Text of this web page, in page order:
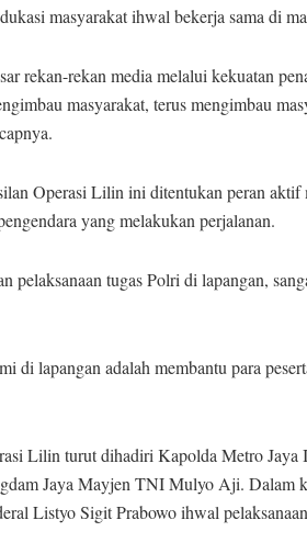
masyarakat ihwal bekerja sama di
rekan-rekan media melalui kekuatan
masyarakat, terus mengimbau
Operasi Lilin ini ditentukan peran aktif
yang melakukan perjalanan.
pelaksanaan tugas Polri di lapangan,
di lapangan adalah membantu para
Lilin turut dihadiri Kapolda Metro
Jaya Mayjen TNI Mulyo Aji. Dalam
Listyo Sigit Prabowo ihwal